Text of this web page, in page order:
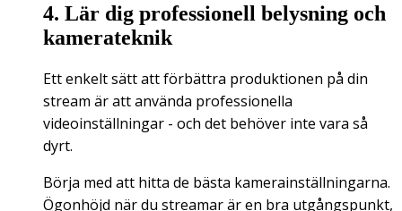
4. Lär dig professionell belysning och
kamerateknik
Ett enkelt sätt att förbättra produktionen på din
stream är att använda professionella
videoinställningar - och det behöver inte vara så
dyrt.
Börja med att hitta de bästa kamerainställningarna.
Ögonhöjd när du streamar är en bra utgångspunkt,